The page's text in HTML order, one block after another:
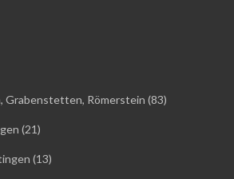
Grabenstetten, Römerstein (83)
(21)
(13)